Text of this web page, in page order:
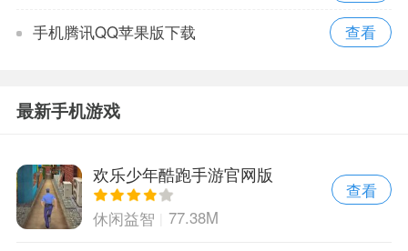
手机腾讯QQ苹果版下载
最新手机游戏
欢乐少年酷跑手游官网版
休闲益智 77.38M
查看